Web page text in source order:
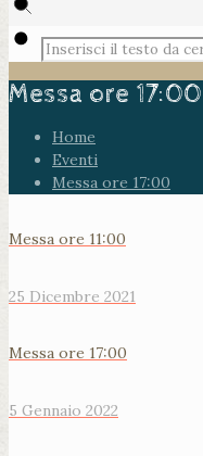
Messa ore 17:00
Home
Eventi
Messa ore 17:00
Messa ore 11:00
25 Dicembre 2021
Messa ore 17:00
5 Gennaio 2022